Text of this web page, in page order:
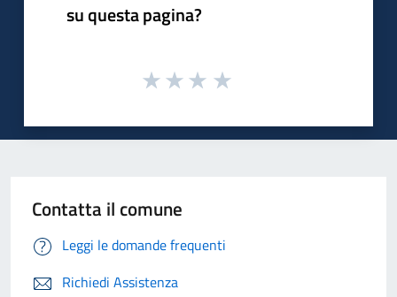
su questa pagina?
Contatta il comune
Leggi le domande frequenti
Richiedi Assistenza